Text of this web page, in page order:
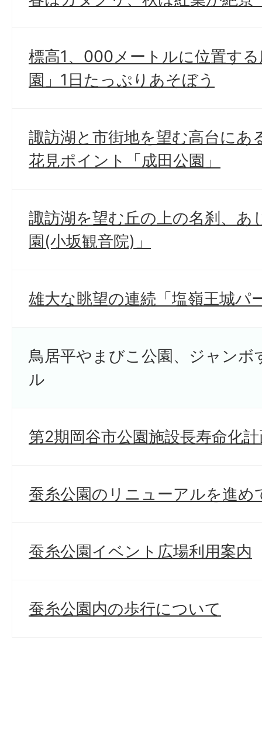
標高1、000メートルに位置す
園」1日たっぷりあそぼう
諏訪湖と市街地を望む高台にあ
花見ポイント「成田公園」
諏訪湖を望む丘の上の名刹、あ
園(小坂観音院)」
雄大な眺望の連続「塩嶺王城パ
鳥居平やまびこ公園、ジャン
ル
第2期岡谷市公園施設長寿命化
蚕糸公園のリニューアルを進め
蚕糸公園イベント広場利用案内
蚕糸公園内の歩行について